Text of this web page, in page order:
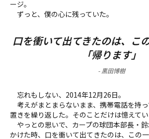
ージ。
ずっと、僕の心に残っていた。
口を衝いて出てきたのは、こ
「帰ります」
-黒田博樹
忘れもしない、2014年12月26日。
考えがまとまらないまま、携帯電話を持
置きを繰り返した。そのことだけは憶えてい
やっとの思いで、カープの球団本部長・
かけた時、口を衝いて出てきたのは、この一